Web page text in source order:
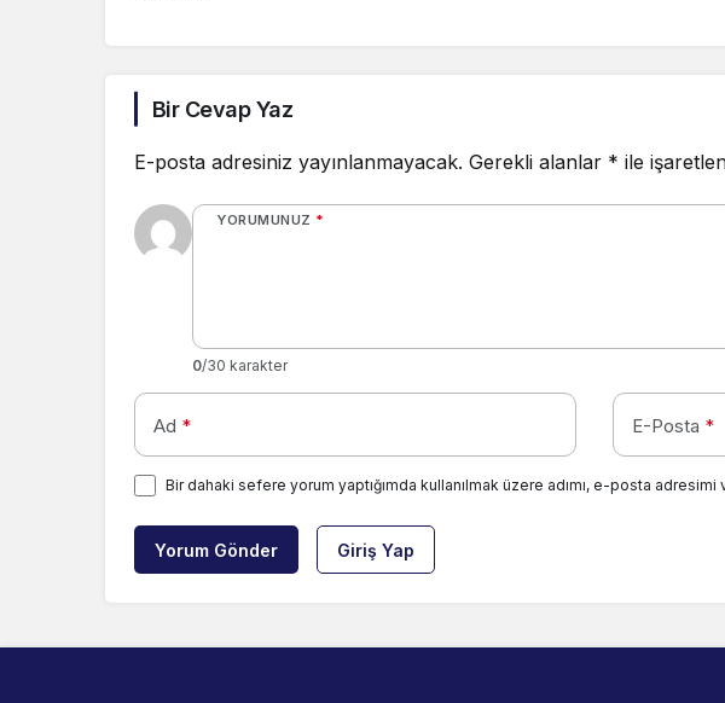
Bir Cevap Yaz
E-posta adresiniz yayınlanmayacak. Gerekli alanlar * ile
YORUMUNUZ *
0/30 karakter
Ad * E-Posta *
Bir dahaki sefere yorum yaptığımda kullanılmak üzere adımı, e-posta
Yorum Gönder Giriş Yap